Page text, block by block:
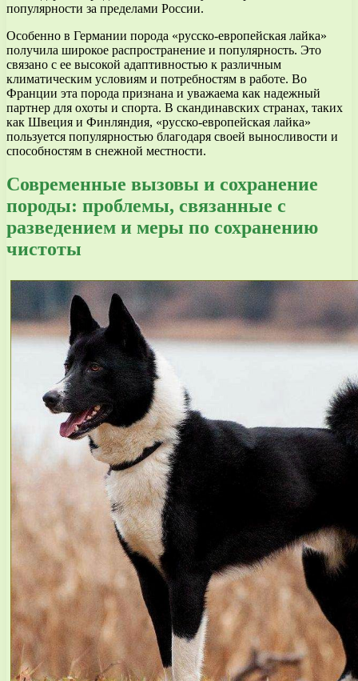
популярности за пределами России.
Особенно в Германии порода «русско-европейская лайка»
получила широкое распространение и популярность. Это
связано с ее высокой адаптивностью к различным
климатическим условиям и потребностям в работе. Во
Франции эта порода признана и уважаема как надежный
партнер для охоты и спорта. В скандинавских странах, таких
как Швеция и Финляндия, «русско-европейская лайка»
пользуется популярностью благодаря своей выносливости и
способностям в снежной местности.
Современные вызовы и сохранение
породы: проблемы, связанные с
разведением и меры по сохранению
чистоты